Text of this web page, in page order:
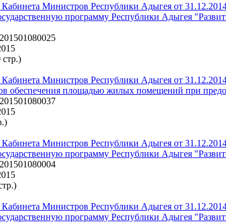
Кабинета Министров Республики Адыгея от
программу Республики Адыгея
стр.)
Министров Республики Адыгея от
обеспечения площадью жилых помещений при
Кабинета Министров Республики Адыгея от
программу Республики Адыгея
Кабинета Министров Республики Адыгея от
программу Республики Адыгея